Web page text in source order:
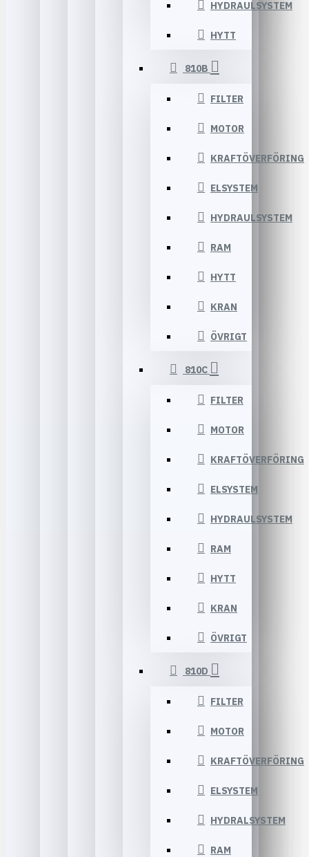
HYDRAULSYSTEM
HYTT
810B
FILTER
MOTOR
KRAFTÖVERFÖRING
ELSYSTEM
HYDRAULSYSTEM
RAM
HYTT
KRAN
ÖVRIGT
810C
FILTER
MOTOR
KRAFTÖVERFÖRING
ELSYSTEM
HYDRAULSYSTEM
RAM
HYTT
KRAN
ÖVRIGT
810D
FILTER
MOTOR
KRAFTÖVERFÖRING
ELSYSTEM
HYDRALSYSTEM
RAM